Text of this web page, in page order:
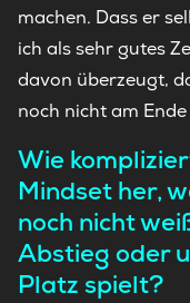
machen. Dass er
ich als sehr gutes
davon überzeugt,
noch nicht am Ende
Wie
Mindset her,
noch nicht
Abstieg oder
Platz spielt?